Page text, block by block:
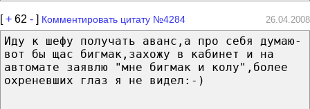
[+ 62 - ] Комментировать цитату №4284 26.04.2008
Иду к шефу получать аванс,а про себя думаю-
вот бы щас бигмак,захожу в кабинет и на
автомате заявлю "мне бигмак и колу",более
охреневших глаз я не видел:-)